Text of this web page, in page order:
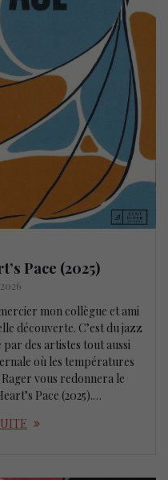
Pace (2025)
mon collègue et ami
découverte. C’est du jazz
des artistes tout aussi
où les températures
vous redonnera le
Pace (2025).…